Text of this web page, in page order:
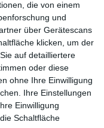
die von einem
und
über Gerätescans
klicken, um der
auf detailliertere
oder diese
ohne Ihre Einwilligung
Ihre Einstellungen
Einwilligung
Schaltfläche